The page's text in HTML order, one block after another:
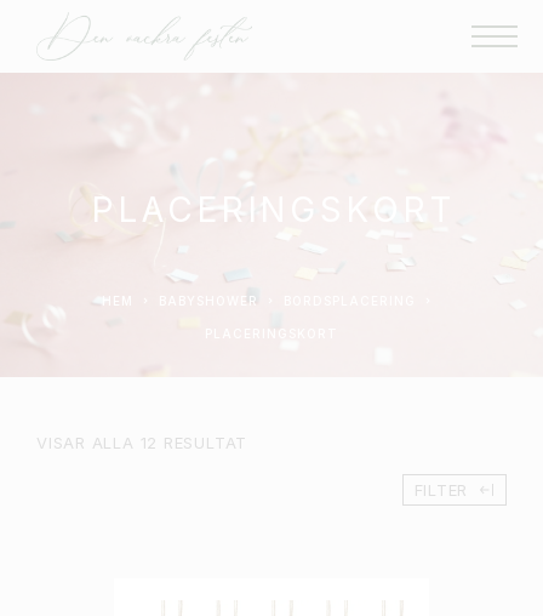
PLACERINGSKORT
BABYSHOWER
PLACERINGSKORT
VISAR ALLA 12 RESULTAT
FILTER